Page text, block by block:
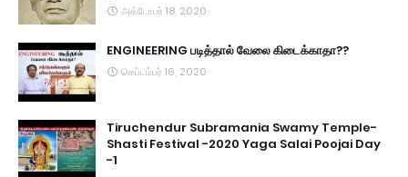
அக்டோபர் 18, 2020
ENGINEERING படித்தால் வேலை கிடைக்காதா??
செப்டம்பர் 16, 2020
Tiruchendur Subramania Swamy Temple-
Shasti Festival -2020 Yaga Salai Poojai Day
-1